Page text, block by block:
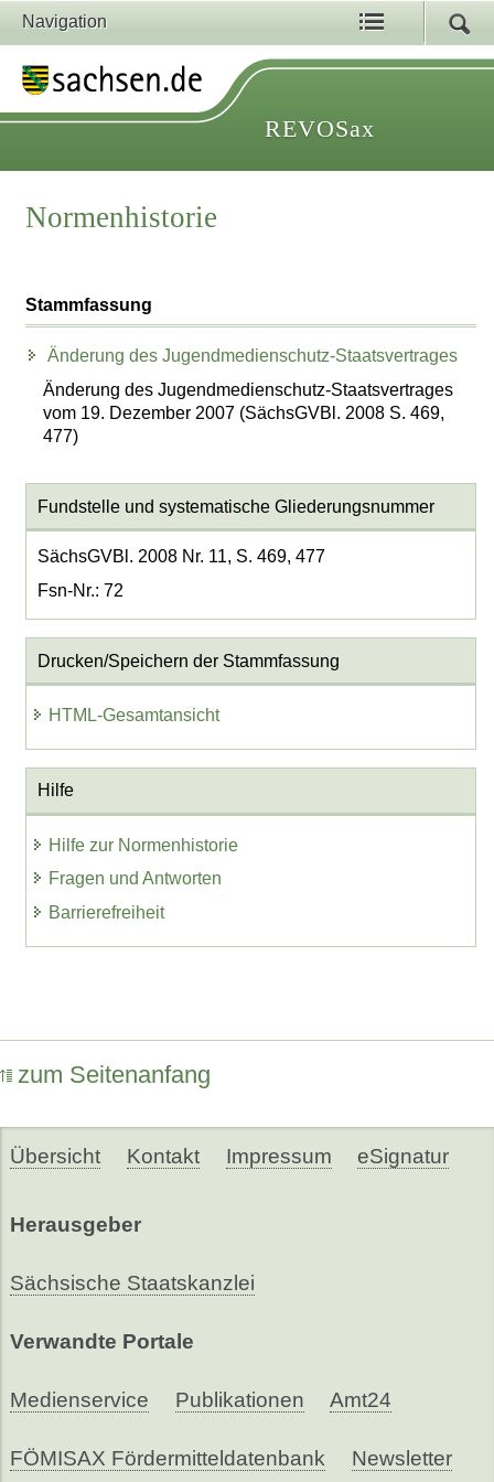
Navigation
REVOSax
Normenhistorie
Stammfassung
Änderung des Jugendmedienschutz-Staatsvertrages
Änderung des Jugendmedienschutz-Staatsvertrages
vom 19. Dezember 2007 (SächsGVBl. 2008 S. 469,
477)
Fundstelle und systematische Gliederungsnummer
SächsGVBl. 2008 Nr. 11, S. 469, 477
Fsn-Nr.: 72
Drucken/Speichern der Stammfassung
HTML-Gesamtansicht
Hilfe
Hilfe zur Normenhistorie
Fragen und Antworten
Barrierefreiheit
zum Seitenanfang
Übersicht Kontakt Impressum eSignatur
Herausgeber
Sächsische Staatskanzlei
Verwandte Portale
Medienservice Publikationen Amt24
FÖMISAX Fördermitteldatenbank Newsletter